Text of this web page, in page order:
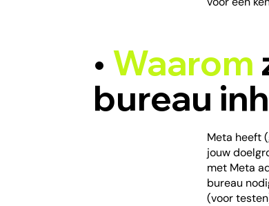
• Waarom
bureau
Meta heeft
jouw
met Meta
bureau
(voor